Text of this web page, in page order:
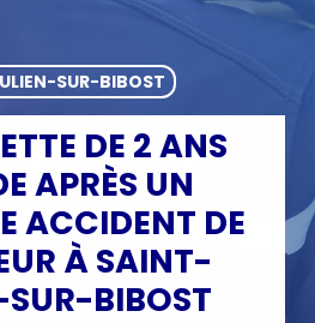
SUR-BIBOST
DE 2 ANS
APRÈS UN
ACCIDENT DE
À SAINT-
BIBOST